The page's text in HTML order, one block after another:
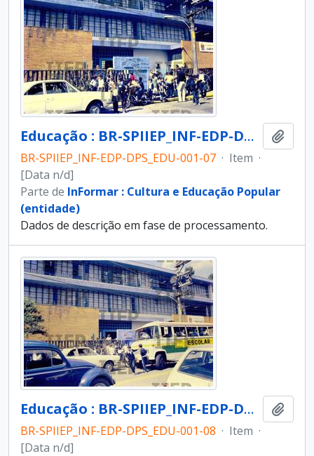
Educação : BR-SPIIEP_INF-EDP-DPS_EDU-001-07 [diapositivo]
BR-SPIIEP_INF-EDP-DPS_EDU-001-07 · Item ·
[Data n/d]
Parte de InFormar : Cultura e Educação Popular
(entidade)
Dados de descrição em fase de processamento.
Educação : BR-SPIIEP_INF-EDP-DPS_EDU-001-08 [diapositivo]
BR-SPIIEP_INF-EDP-DPS_EDU-001-08 · Item ·
[Data n/d]